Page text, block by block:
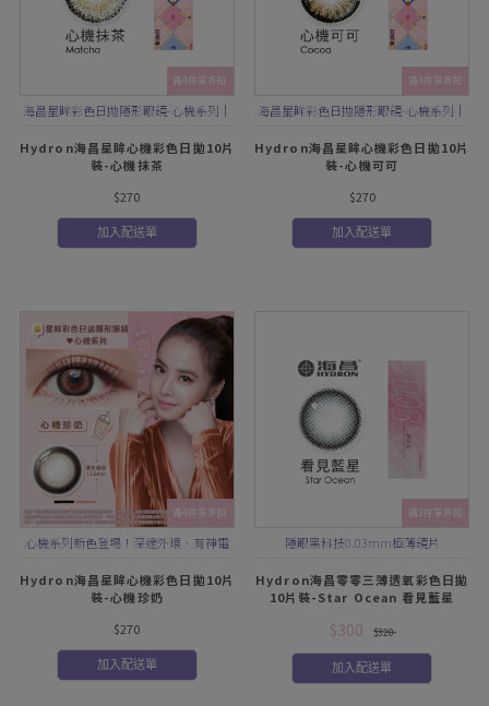
滿4件享折扣
海昌星眸彩色日拋隱形眼鏡-心機系列｜
華麗精緻花紋，顯色混血感
Hydron海昌星眸心機彩色日拋10片
裝-心機抹茶
$270
加入配送單
滿4件享折扣
海昌星眸彩色日拋隱形眼鏡-心機系列｜
深色邊框，營造自然無辜放大感
Hydron海昌星眸心機彩色日拋10片
裝-心機可可
$270
加入配送單
滿4件享折扣
心機系列新色登場！深邃外環、有神電
眼超放大
Hydron海昌星眸心機彩色日拋10片
裝-心機珍奶
$270
加入配送單
滿2件享折扣
隱眼黑科技0.03mm極薄鏡片
Hydron海昌零零三薄透氧彩色日拋
10片裝-Star Ocean 看見藍星
$300 $320
加入配送單